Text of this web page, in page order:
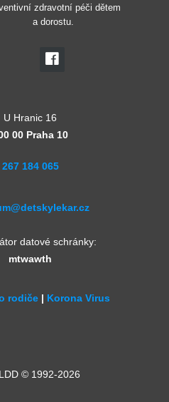
zdravotní péči dětem
a dorostu.
U Hranic 16
00 Praha 10
267 184 065
datové schránky:
mtwawth
rodiče | Korona Virus
© 1992-2026